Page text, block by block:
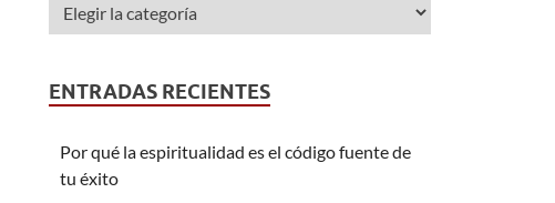
ENTRADAS RECIENTES
Por qué la espiritualidad es el código fuente de
tu éxito